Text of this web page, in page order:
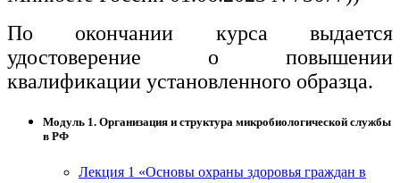
По окончании курса выдается
удостоверение о повышении
квалификации установленного образца.
Модуль 1. Организация и структура микробиологической службы
в РФ
Лекция 1 «Основы охраны здоровья граждан в